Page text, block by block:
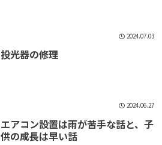
2024.07.03
投光器の修理
2024.06.27
エアコン設置は雨が苦手な話と、子
供の成長は早い話